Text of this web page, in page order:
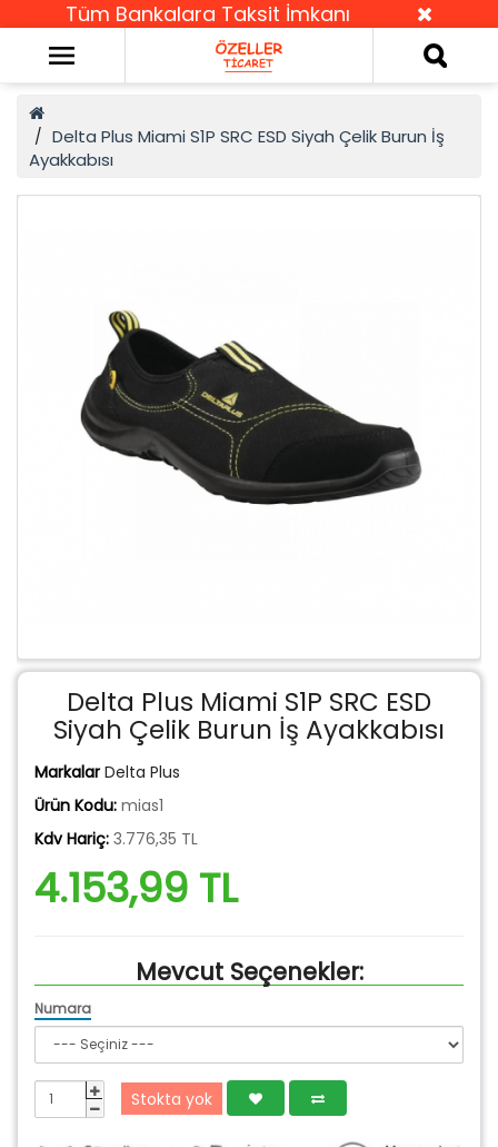
Tüm Bankalara Taksit İmkanı
Delta Plus Miami S1P SRC ESD Siyah Çelik Burun İş
Ayakkabısı
Delta Plus Miami S1P SRC ESD
Siyah Çelik Burun İş Ayakkabısı
Markalar Delta Plus
Ürün Kodu: mias1
Kdv Hariç: 3.776,35 TL
4.153,99 TL
Mevcut Seçenekler:
Numara
Stokta yok